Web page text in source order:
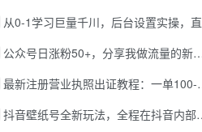
从0-1学习巨量千川，后台设置实操，直播带货篇，新手小白入门千川必听课
公众号日涨粉50+，分享我做流量的新渠道
最新注册营业执照出证教程：一单100-500，日赚300+无任何问题（全国通用）
抖音壁纸号全新玩法，全程在抖音内部即可直接变现